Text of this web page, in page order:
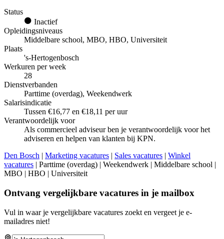
Status
Inactief
Opleidingsniveaus
Middelbare school, MBO, HBO, Universiteit
Plaats
's-Hertogenbosch
Werkuren per week
28
Dienstverbanden
Parttime (overdag), Weekendwerk
Salarisindicatie
Tussen €16,77 en €18,11 per uur
Verantwoordelijk voor
Als commercieel adviseur ben je verantwoordelijk voor het
adviseren en helpen van klanten bij KPN.
Den Bosch | Marketing vacatures | Sales vacatures | Winkel
vacatures | Parttime (overdag) | Weekendwerk | Middelbare school |
MBO | HBO | Universiteit
Ontvang vergelijkbare vacatures in je mailbox
Vul in waar je vergelijkbare vacatures zoekt en vergeet je e-
mailadres niet!